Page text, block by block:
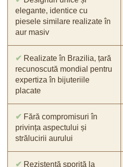
elegante, identice cu
piesele similare realizate în
aur masiv
✔ Realizate în Brazilia, țară
recunoscută mondial pentru
expertiza în bijuteriile
placate
✔ Fără compromisuri în
privința aspectului și
strălucirii aurului
✔ Rezistență sporită la